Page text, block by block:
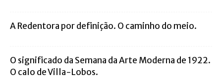
A Redentora por definição. O caminho do meio.
O significado da Semana da Arte Moderna de 1922.
O calo de Villa-Lobos.